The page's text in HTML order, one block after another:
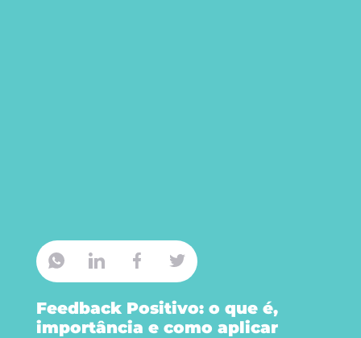
Feedback Positivo: o que é,
importância e como aplicar